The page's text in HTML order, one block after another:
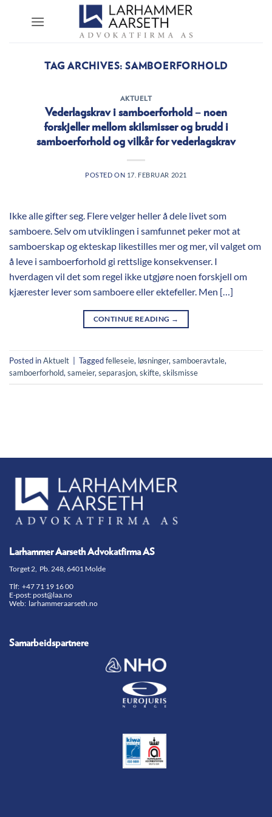
TAG ARCHIVES: SAMBOERFORHOLD
AKTUELT
Vederlagskrav i samboerforhold – noen
forskjeller mellom skilsmisser og brudd i
samboerforhold og vilkår for vederlagskrav
POSTED ON 17. FEBRUAR 2021
Ikke alle gifter seg. Flere velger heller å dele livet som
samboere. Selv om utviklingen i samfunnet peker mot at
samboerskap og ekteskap likestilles mer og mer, vil valget om
å leve i samboerforhold gi rettslige konsekvenser. I
hverdagen vil det som regel ikke utgjøre noen forskjell om
kjærester lever som samboere eller ektefeller. Men […]
CONTINUE READING →
Posted inAktuelt Taggedfelleseie, løsninger, samboeravtale,
samboerforhold, sameier, separasjon, skifte, skilsmisse
Larhammer Aarseth Advokatfirma AS
Torget 2, Pb. 248, 6401 Molde
Tlf: +47 71 19 16 00
E-post:post@laa.no
Web: larhammeraarseth.no
Samarbeidspartnere